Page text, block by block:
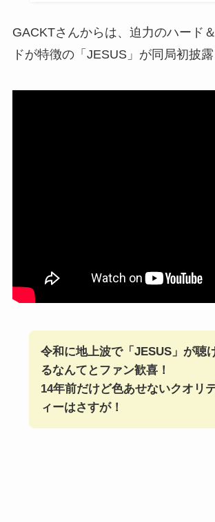
GACKTさんからは、迫力のハード
ドが特徴の「JESUS」が同局初披露
令和に地上波で「JESUS」が聴
るなんてとファン歓喜！
14年前だけど色あせないクオリ
ィーはさすが！